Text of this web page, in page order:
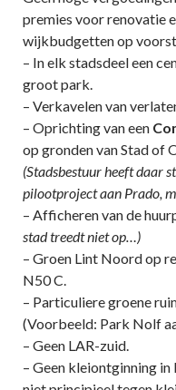
premies voor renovatie
wijkbudgetten op
– In elk stadsdeel een
groot park.
– Verkavelen van
– Oprichting van een
op gronden van Stad of
(Stadsbestuur heeft daar
pilootproject aan Prado,
– Afficheren van de
stad treedt niet op…)
– Groen Lint Noord op
N50 C.
– Particuliere groene
(Voorbeeld: Park Nolf
– Geen LAR-zuid.
– Geen kleiontginning